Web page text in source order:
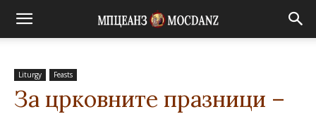
Liturgy Feasts
За црковните празници –